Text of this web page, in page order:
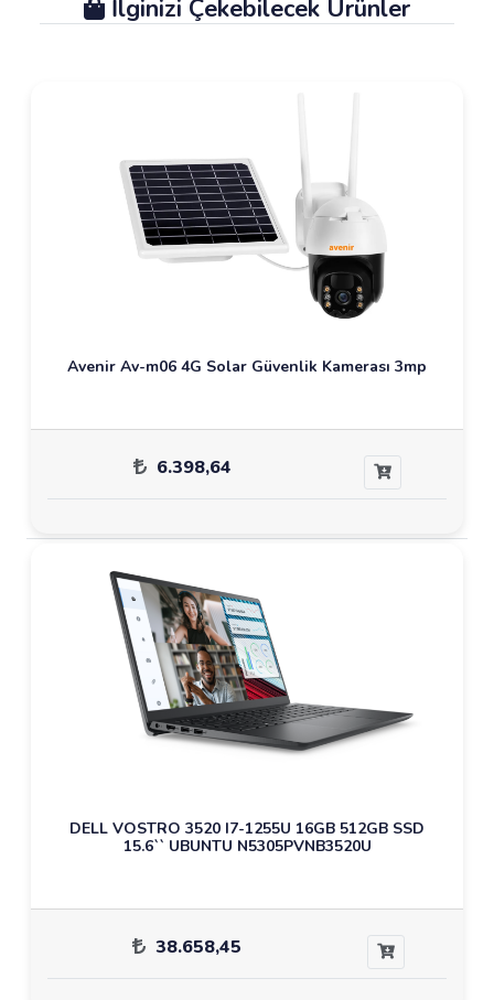
İlginizi Çekebilecek Ürünler
Avenir Av-m06 4G Solar Güvenlik Kamerası 3mp
6.398,64
DELL VOSTRO 3520 I7-1255U 16GB 512GB SSD
15.6`` UBUNTU N5305PVNB3520U
38.658,45